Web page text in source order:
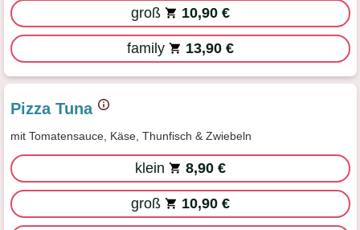
groß 10,90 €
family 13,90 €
Pizza Tuna
mit Tomatensauce, Käse, Thunfisch & Zwiebeln
klein 8,90 €
groß 10,90 €